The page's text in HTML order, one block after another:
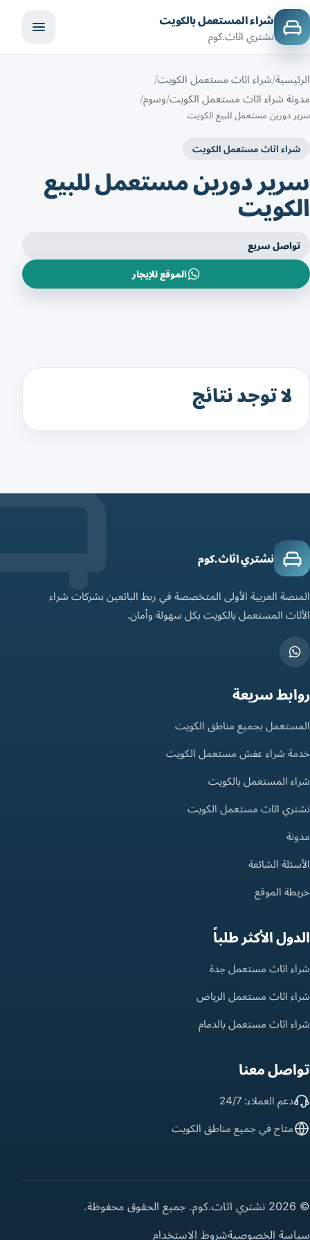
شراء المستعمل بالكويت
نشتري اثاث.كوم
الرئيسية شراء اثاث مستعمل الكويت
مدونة شراء اثاث مستعمل الكويت وسوم
سرير دورين مستعمل للبيع الكويت
شراء اثاث مستعمل الكويت
سرير دورين مستعمل للبيع
الكويت
تواصل سريع
الموقع للإيجار
لا توجد نتائج
نشتري اثاث.كوم
المنصة العربية الأولى المتخصصة في ربط البائعين بشركات شراء
الأثاث المستعمل بالكويت بكل سهولة وأمان.
روابط سريعة
المستعمل بجميع مناطق الكويت
خدمة شراء عفش مستعمل الكويت
شراء المستعمل بالكويت
نشتري اثاث مستعمل الكويت
مدونة
الأسئلة الشائعة
خريطة الموقع
الدول الأكثر طلباً
شراء اثاث مستعمل جدة
شراء اثاث مستعمل الرياض
شراء اثاث مستعمل بالدمام
تواصل معنا
دعم العملاء: 24/7
متاح في جميع مناطق الكويت
© 2026 نشتري اثاث.كوم. جميع الحقوق محفوظة.
سياسة الخصوصيةشروط الاستخدام